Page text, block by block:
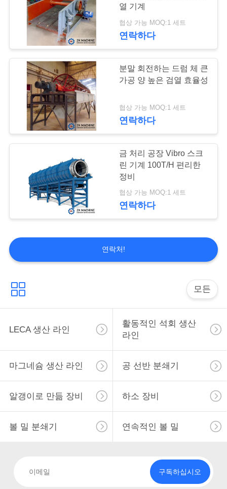
시멘트 생산 라인
미너럴 드레싱 장비
41
공업 생산품 선
27
9
열 기계
협상 가능 MOQ:1 세트
연락하다
분말 회전하는 드럼 체 큰
가공 양 높은 검열 효율성
협상 가능 MOQ:1 세트
연락하다
금 처리 공장 Vibro 스크
린 기계 100T/H 편리한
정비
협상 가능 MOQ:1 세트
연락하다
연락처!
모든
LECA 생산 라인
활동적인 석회 생산
라인
마그네슘 생산 라인 공 선반 분쇄기
알갱이로 만듦 장비 하소 장비
볼 밀 분쇄기 연속적인 볼 밀
구독하십시오